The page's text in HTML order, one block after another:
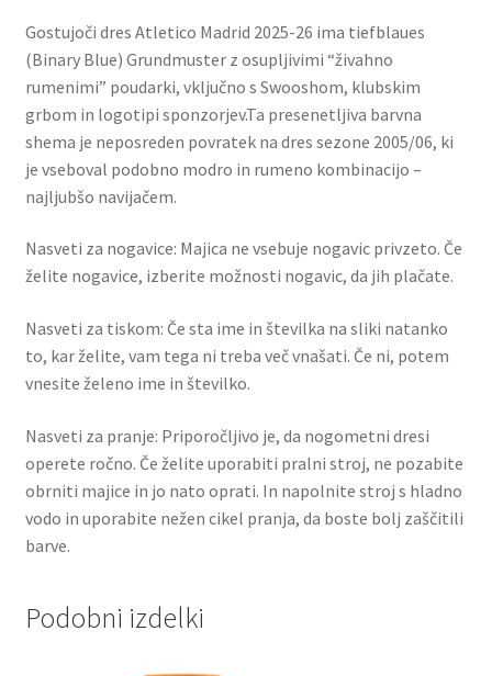
Gostujoči dres Atletico Madrid 2025-26 ima tiefblaues
(Binary Blue) Grundmuster z osupljivimi “živahno
rumenimi” poudarki, vključno s Swooshom, klubskim
grbom in logotipi sponzorjev.Ta presenetljiva barvna
shema je neposreden povratek na dres sezone 2005/06, ki
je vseboval podobno modro in rumeno kombinacijo –
najljubšo navijačem.
Nasveti za nogavice: Majica ne vsebuje nogavic privzeto. Če
želite nogavice, izberite možnosti nogavic, da jih plačate.
Nasveti za tiskom: Če sta ime in številka na sliki natanko
to, kar želite, vam tega ni treba več vnašati. Če ni, potem
vnesite želeno ime in številko.
Nasveti za pranje: Priporočljivo je, da nogometni dresi
operete ročno. Če želite uporabiti pralni stroj, ne pozabite
obrniti majice in jo nato oprati. In napolnite stroj s hladno
vodo in uporabite nežen cikel pranja, da boste bolj zaščitili
barve.
Podobni izdelki